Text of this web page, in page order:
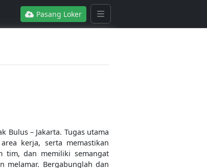
Pasang Loker
Bulus – Jakarta. Tugas utama
kerja, serta memastikan
tim, dan memiliki semangat
melamar. Bergabunglah dan